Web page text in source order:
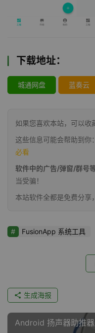
下载地址：
城通网盘 蓝奏云
如果您喜欢本站，可以收
这些信息可能会帮助到你：
必看
软件中的广告/弹窗/群号
当受骗！
本站软件全都是免费分享
FusionApp 系统工具
生成海报
Android 扬声器助推